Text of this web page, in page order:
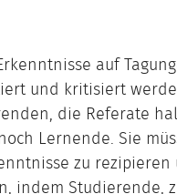
auf
und kritisiert
die Referate
Lernende. Sie
zu
indem Studierende,